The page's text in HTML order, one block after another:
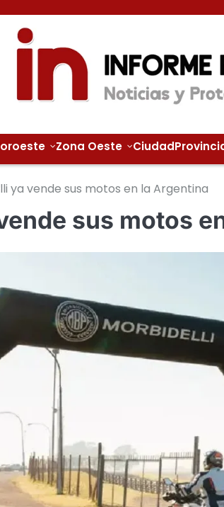
Zona Oeste Ciudad
ya vende sus motos en la Argentina
sus motos